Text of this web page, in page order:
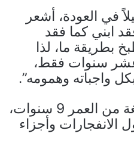
في العودة، أشعر
ابني كما فقد
بطريقة ما، لذا
سنوات فقط،
واجباته وهمومه”.
تعاني ابنتها جينان، البالغة من العمر 9 سنوات،
وأجزاء